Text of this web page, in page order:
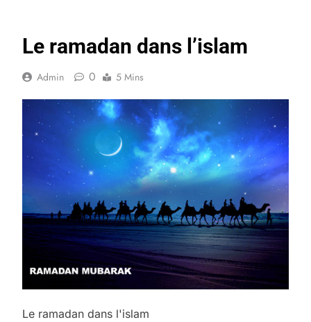
Le ramadan dans l’islam
Admin 0 5 Mins
Le ramadan dans l'islam